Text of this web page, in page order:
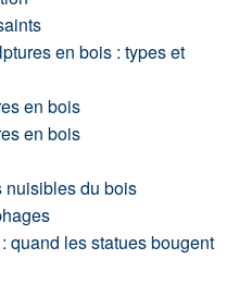
en bois : types et
en bois
en bois
nuisibles du bois
quand les statues bougent